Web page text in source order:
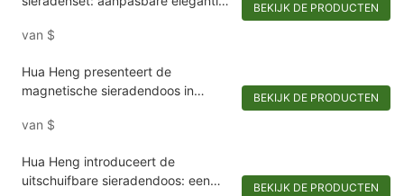
van $
BEKIJK DE PRODUCTEN
Hua Heng presenteert de
magnetische sieradendoos in
souvenirs-1721984551582989
van $
BEKIJK DE PRODUCTEN
Hua Heng introduceert de
uitschuifbare sieradendoos: een
BEKIJK DE PRODUCTEN